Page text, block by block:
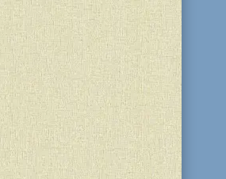
от всех прочих
поскольку заповеди,
к остальным праздникам,
только во время самих
— не раньше и не позже.
относящиеся к Песаху,
так, что они